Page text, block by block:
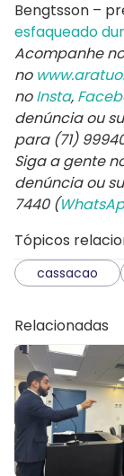
Bengtsson –
esfaqueado
Acompanhe
no
noInsta,
denúncia ou
para (71)
Siga a gente
denúncia ou
7440 (
Tópicos
cassacao
Relacionadas